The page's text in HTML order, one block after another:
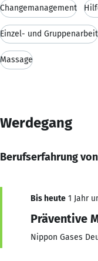
Changemanagement
Einzel- und Gruppenarbeit
Massage
Werdegang
Berufserfahrung
Bis heute 1 Jahr
Präventive
Nippon Gases